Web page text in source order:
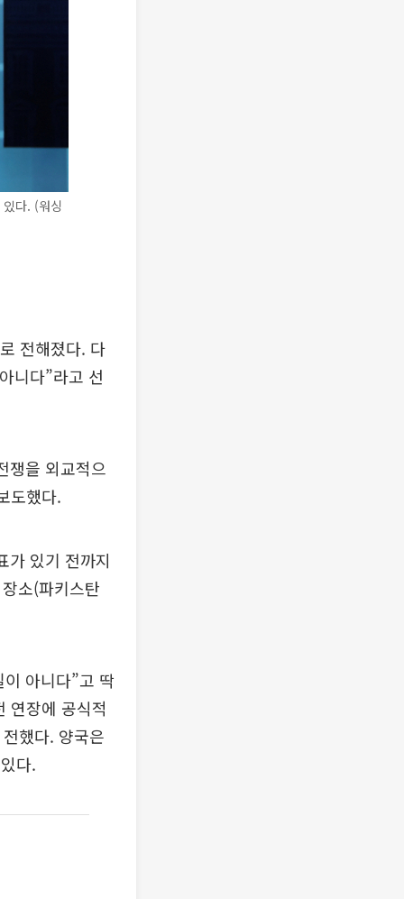
다. (워싱
전해졌다. 다
니다”라고 선
쟁을 외교적으
도했다.
가 있기 전까지
소(파키스탄
아니다”고 딱
연장에 공식적
했다. 양국은
다.